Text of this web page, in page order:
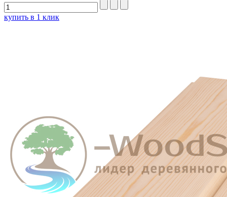
купить в 1 клик